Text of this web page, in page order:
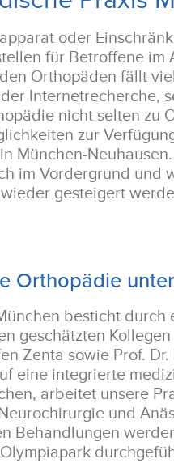
oder
für Betroffene
Orthopäden fällt
Internetrecherche,
nicht selten zu
zur
in München-
im Vordergrund und
gesteigert
Orthopädie
besticht durch
geschätzten
Zenta sowie Prof.
eine integrierte
arbeitet unsere
und
Behandlungen